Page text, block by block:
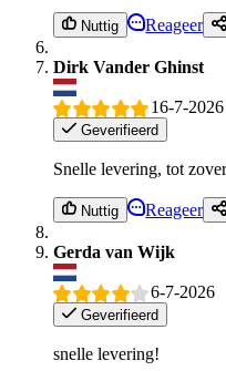
Nuttig Reageer
Dirk Vander Ghinst
16-7-2026
Geverifieerd
Snelle levering, tot
Nuttig Reageer
Gerda van Wijk
6-7-2026
Geverifieerd
snelle levering!